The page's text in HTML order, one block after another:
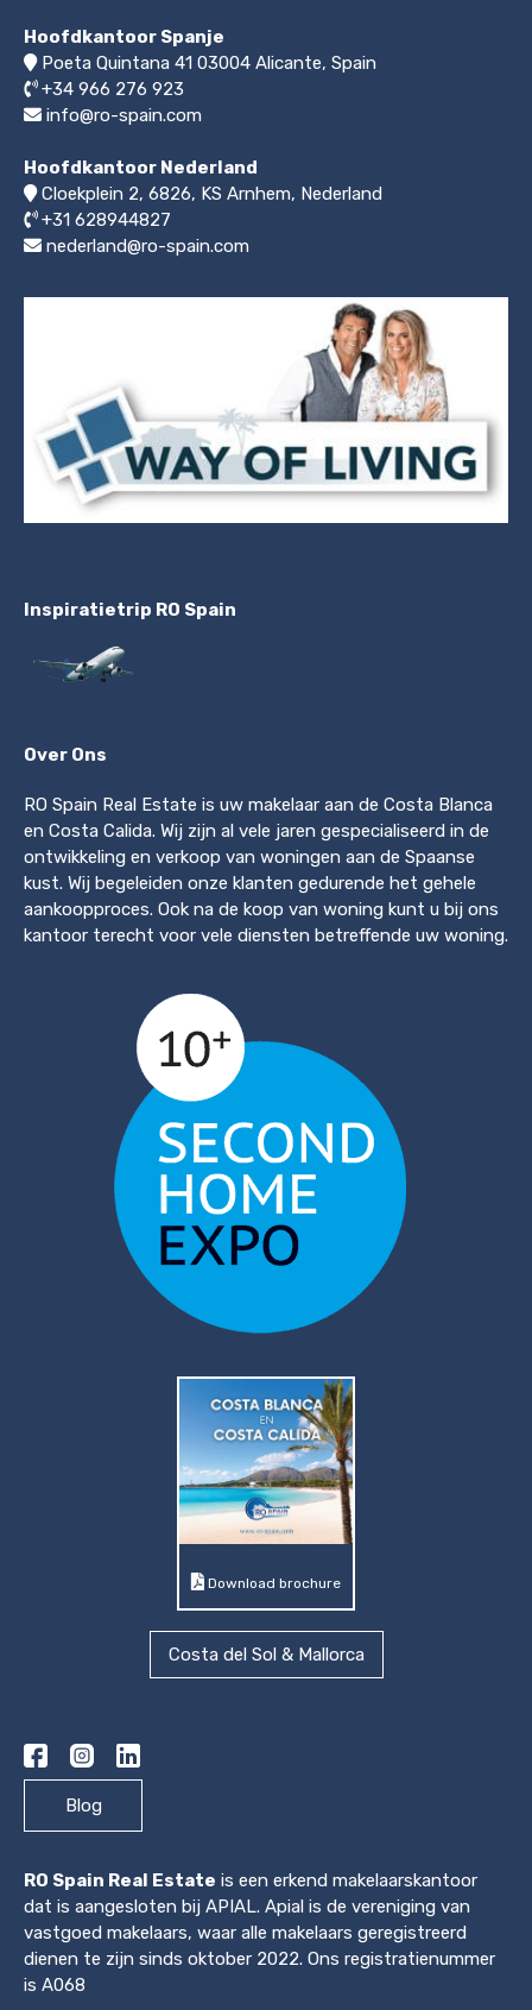
Hoofdkantoor Spanje
Poeta Quintana 41 03004 Alicante, Spain
+34 966 276 923
info@ro-spain.com
Hoofdkantoor Nederland
Cloekplein 2, 6826, KS Arnhem, Nederland
+31 628944827
nederland@ro-spain.com
Inspiratietrip RO Spain
Over Ons
RO Spain Real Estate is uw makelaar aan de Costa Blanca
en Costa Calida. Wij zijn al vele jaren gespecialiseerd in de
ontwikkeling en verkoop van woningen aan de Spaanse
kust. Wij begeleiden onze klanten gedurende het gehele
aankoopproces. Ook na de koop van woning kunt u bij ons
kantoor terecht voor vele diensten betreffende uw woning.
Download brochure
Costa del Sol & Mallorca
Blog
RO Spain Real Estate is een erkend makelaarskantoor
dat is aangesloten bij APIAL. Apial is de vereniging van
vastgoed makelaars, waar alle makelaars geregistreerd
dienen te zijn sinds oktober 2022. Ons registratienummer
is A068